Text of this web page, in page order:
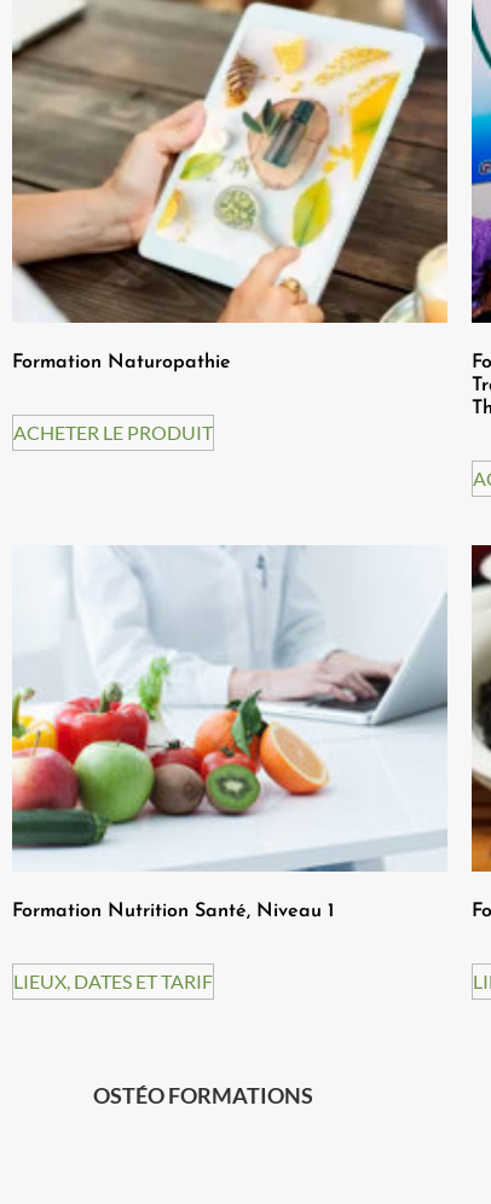
Formation Naturopathie
ACHETER LE PRODUIT
Formation Nutrition Santé, Niveau 1
LIEUX, DATES ET TARIF
OSTÉO FORMATIONS